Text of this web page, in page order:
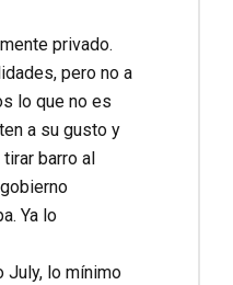
privado.
pero no a
lo que no es
a su gusto y
barro al
Ya lo
July, lo mínimo